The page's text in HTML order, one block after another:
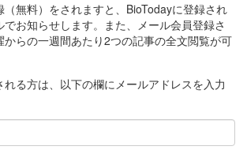
（無料）をされますと、BioTodayに登録され
お知らせします。また、メール会員登録さ
らの一週間あたり2つの記事の全文閲覧が可
れる方は、以下の欄にメールアドレスを入力